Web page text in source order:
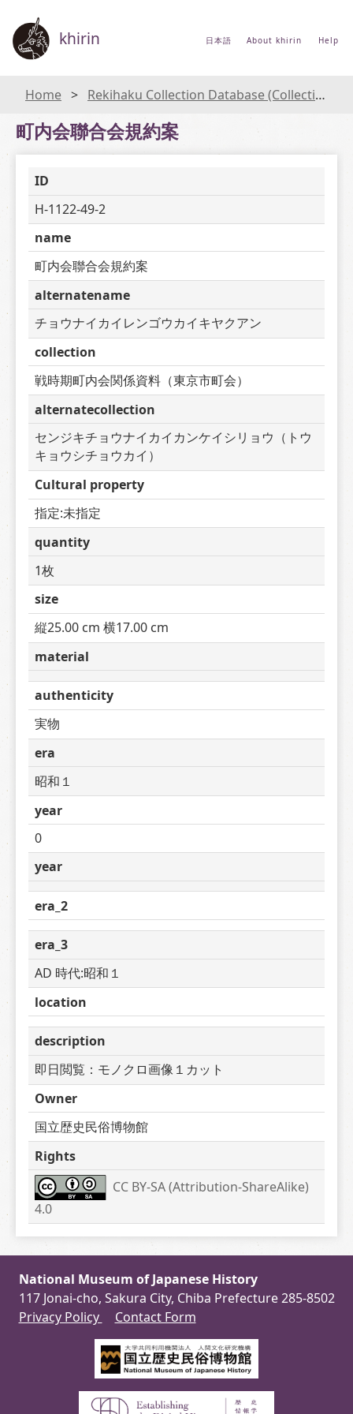
khirin 日本語 About khirin Help
Home Rekihaku Collection Database (Collections Database of the National Museum of Japanese History)
町内会聯合会規約案
ID
H-1122-49-2
name
町内会聯合会規約案
alternatename
チョウナイカイレンゴウカイキヤクアン
collection
戦時期町内会関係資料（東京市町会）
alternatecollection
センジキチョウナイカイカンケイシリョウ（トウ
キョウシチョウカイ）
Cultural property
指定:未指定
quantity
1枚
size
縦25.00 cm 横17.00 cm
material
authenticity
実物
era
昭和１
year
0
year
era_2
era_3
AD 時代:昭和１
location
description
即日閲覧：モノクロ画像１カット
Owner
国立歴史民俗博物館
Rights
CC BY-SA (Attribution-ShareAlike)
4.0
National Museum of Japanese History
117 Jonai-cho, Sakura City, Chiba Prefecture 285-8502
Privacy Policy
Contact Form